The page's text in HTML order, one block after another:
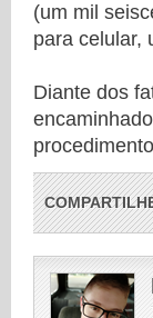
(um mil
para celular,
Diante dos